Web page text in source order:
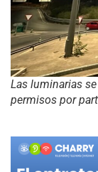
Las luminarias
permisos por